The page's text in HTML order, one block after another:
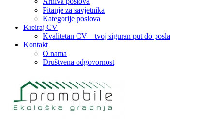
Pitanje za savjetnika
Kategorije poslova
Kreiraj CV
Kvalitetan CV – tvoj siguran put do posla
Kontakt
O nama
Društvena odgovornost